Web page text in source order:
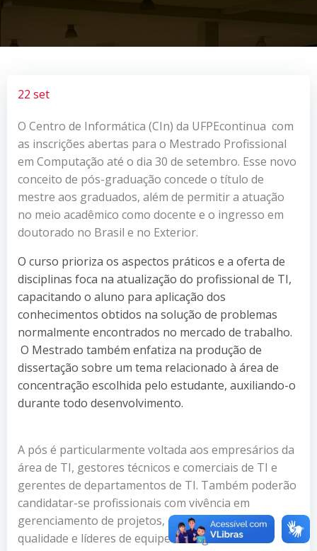
22 set
O Centro de Informática (CIn) da UFPEcontinua com
as inscrições abertas para o Mestrado Profissional
em Computação até o dia 30 de setembro. Esse novo
conceito de pós-graduação concede o título de
mestre aos graduados, além de permitir a atuação
no meio acadêmico como docente e o ingresso em
doutorado no Brasil e no Exterior.
O curso prioriza os aspectos práticos e a oferta de
disciplinas foca na atualização do profissional de TI,
capacitando o aluno para aplicação dos
conhecimentos obtidos na solução de problemas
normalmente encontrados no mercado de trabalho.
O Mestrado também enfatiza na produção de
dissertação sobre um tema relacionado à área de
concentração escolhida pelo estudante, auxiliando-o
durante todo desenvolvimento.
A pós é particularmente voltada aos empresários da
área de TI, gestores técnicos e comerciais de TI e
gerentes de departamentos de TI. Também poderão
candidatar-se profissionais com vivência em
gerenciamento de projetos, engenheiros de
qualidade e líderes de equipe. A carga horária do